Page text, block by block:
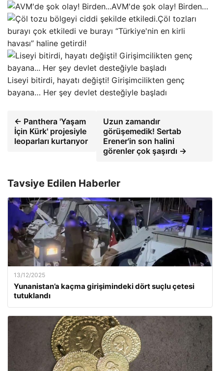
AVM'de şok olay! Birden…
Çöl tozları
burayı çok etkiledi ve burayı “Türkiye'nin en kirli
havası” haline getirdi!
Liseyi bitirdi, hayatı değişti! Girişimcilikten genç
bayana… Her şey devlet desteğiyle başladı
← Panthera 'Yaşam
İçin Kürk' projesiyle
leoparları kurtarıyor
Uzun zamandır
görüşemedik! Sertab
Erener'in son halini
görenler çok şaşırdı →
Tavsiye Edilen Haberler
13/12/2025
Yunanistan’a kaçma girişimindeki dört suçlu çetesi
tutuklandı